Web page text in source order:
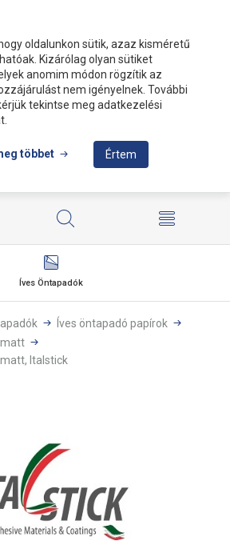
oldalunkon sütik, azaz kisméretű
Kizárólag olyan sütiket
anomim módon rögzítik az
nem igényelnek. További
tekintse meg adatkezelési
többet Értem
Íves Öntapadók
Íves öntapadó papírok
matt
Italstick